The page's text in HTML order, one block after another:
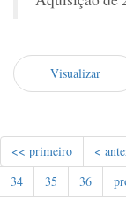
Visualizar
<< primeiro <
34
35 36